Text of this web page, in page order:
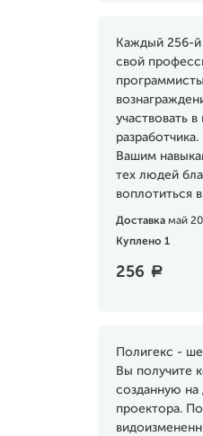
Каждый 256-й
свой
участвовать
Вашим
тех людей
воплотиться
Доставка май
Куплено 1
256 a
Полигекс -
Вы получите
созданную на
проектора.